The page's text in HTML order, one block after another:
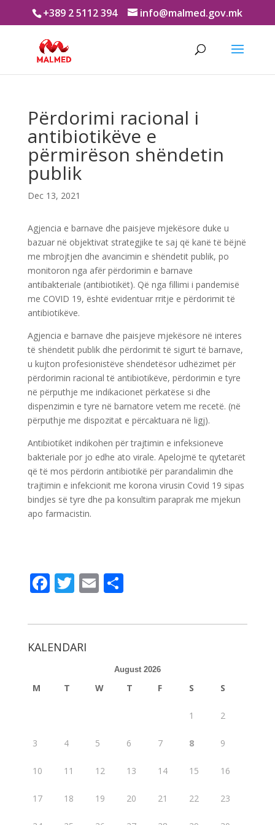
+389 2 5112 394 info@malmed.gov.mk
Përdorimi racional i
antibiotikëve e
përmirëson shëndetin
publik
Dec 13, 2021
Agjencia e barnave dhe paisjeve mjekësore duke u
bazuar në objektivat strategjike te saj që kanë të bëjnë
me mbrojtjen dhe avancimin e shëndetit publik, po
monitoron nga afër përdorimin e barnave
antibakteriale (antibiotikët). Që nga fillimi i pandemisë
me COVID 19, është evidentuar rritje e përdorimit të
antibiotikëve.
Agjencia e barnave dhe paisjeve mjekësore në interes
të shëndetit publik dhe përdorimit të sigurt të barnave,
u kujton profesionistëve shëndetësor udhëzimet për
përdorimin racional të antibiotikëve, përdorimin e tyre
në përputhje me indikacionet përkatëse si dhe
dispenzimin e tyre në barnatore vetem me recetë. (në
përputhje me dispozitat e përcaktuara në ligj).
Antibiotikët indikohen për trajtimin e infeksioneve
bakteriale por jo edhe ato virale. Apelojmë te qytetarët
që të mos përdorin antibiotikë për parandalimin dhe
trajtimin e infekcionit me korona virusin Covid 19 sipas
bindjes së tyre dhe pa konsultim paraprak me mjekun
apo farmacistin.
F
e
b
T
itt
er
E
ai
S
ar
KALENDARI
August 2026
M T W T F S S
1 2
3 4 5 6 7 8 9
10 11 12 13 14 15 16
17 18 19 20 21 22 23